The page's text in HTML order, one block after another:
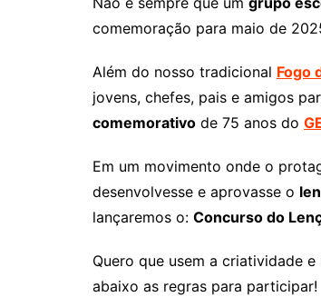
comemoração para maio de
Além do nosso tradicional Fogo
jovens, chefes, pais e amigos
comemorativo de 75 anos do
Em um movimento onde o
desenvolvesse e aprovasse o
lançaremos o: Concurso do
Quero que usem a criatividade
abaixo as regras para participar!